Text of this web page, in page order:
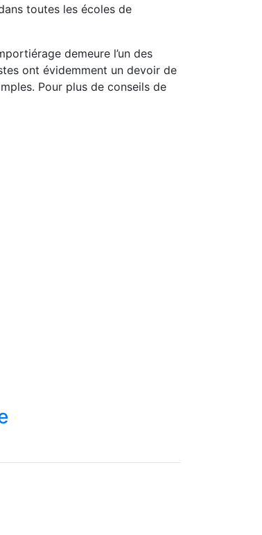
toutes les écoles de
demeure l’un des
ont évidemment un devoir de
Pour plus de conseils de